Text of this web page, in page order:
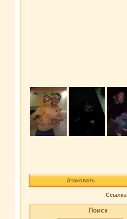
Атаковать
Ссылка
Поиск